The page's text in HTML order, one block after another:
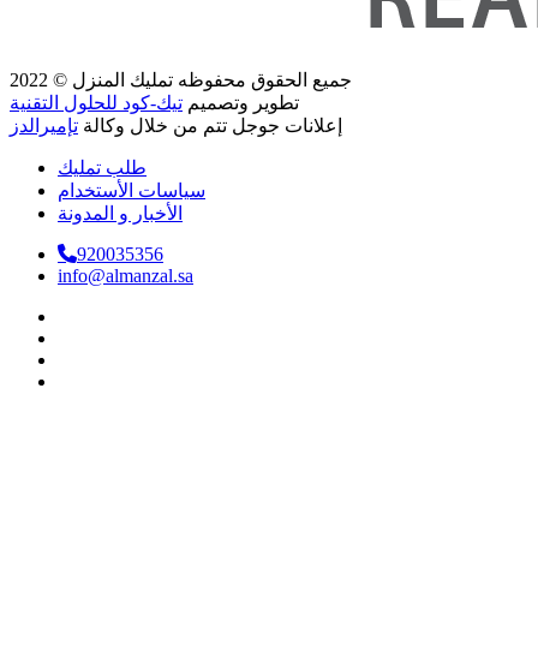
جميع الحقوق محفوظه تمليك المنزل © 2022
تطوير وتصميم تيك-كود للحلول التقنية
إعلانات جوجل تتم من خلال وكالة تإميرالدز
طلب تمليك
سياسات الأستخدام
الأخبار و المدونة
920035356
info@almanzal.sa